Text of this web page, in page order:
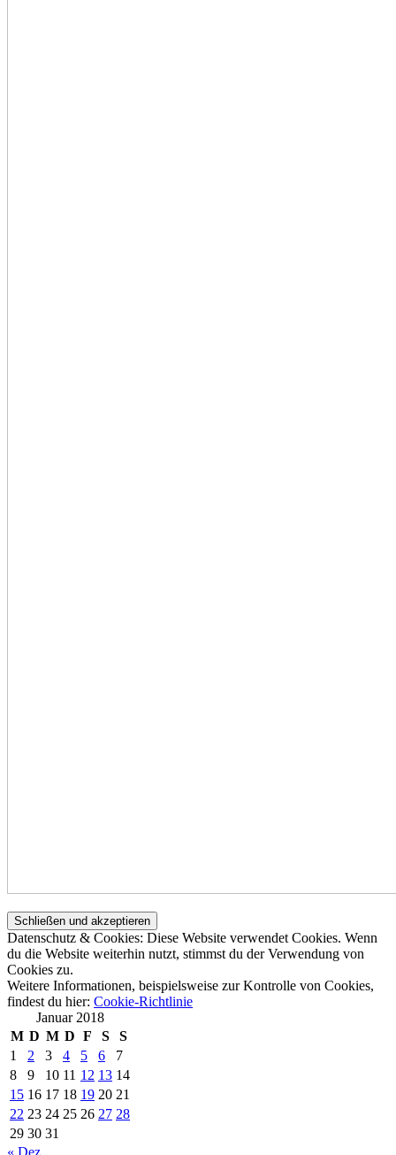
Datenschutz & Cookies: Diese Website verwendet Cookies. Wenn
du die Website weiterhin nutzt, stimmst du der Verwendung von
Cookies zu.
Weitere Informationen, beispielsweise zur Kontrolle von Cookies,
findest du hier: Cookie-Richtlinie
Januar 2018
M D M D F S
S
1
2 3 4 5 6
7
8
9 10 11 12 13 14
15 16 17 18 19 20 21
22 23 24 25 26 27 28
29 30 31
« Dez.